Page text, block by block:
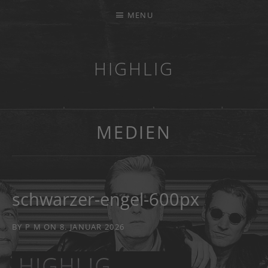
HIGHLIG
MENU
MEDIEN
schwarzer-engel-600px
BY P M ON 8. JANUAR 2026